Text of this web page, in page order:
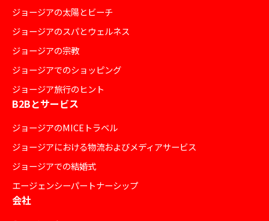
ジョージアの太陽とビーチ
ジョージアのスパとウェルネス
ジョージアの宗教
ジョージアでのショッピング
ジョージア旅行のヒント
B2Bとサービス
ジョージアのMICEトラベル
ジョージアにおける物流およびメディアサービス
ジョージアでの結婚式
エージェンシーパートナーシップ
会社